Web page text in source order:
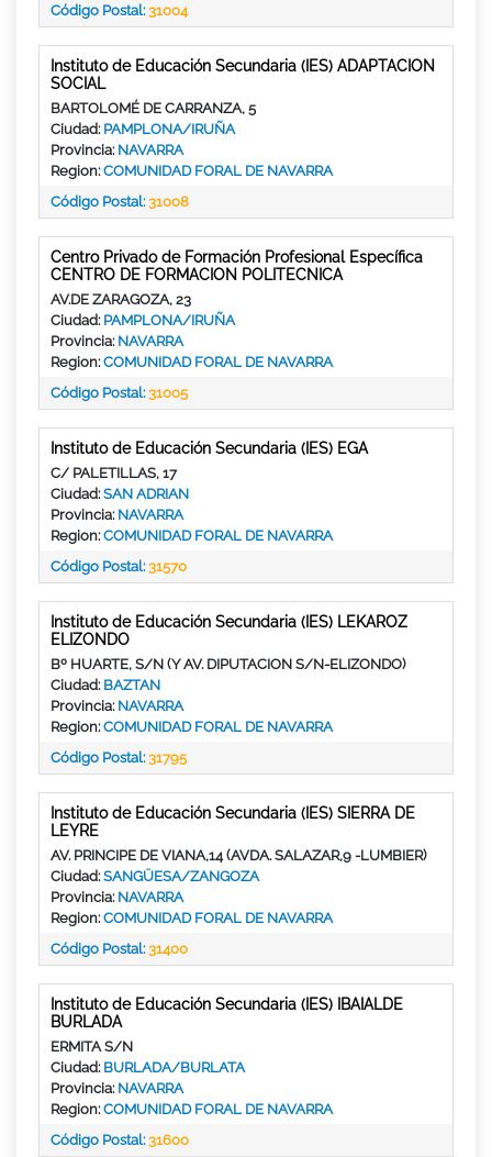
Código Postal:31004
Instituto de Educación Secundaria (IES) ADAPTACION
SOCIAL
BARTOLOMÉ DE CARRANZA, 5
Ciudad: PAMPLONA/IRUÑA
Provincia: NAVARRA
Region:COMUNIDAD FORAL DE NAVARRA
Código Postal:31008
Centro Privado de Formación Profesional Específica
CENTRO DE FORMACION POLITECNICA
AV.DE ZARAGOZA, 23
Ciudad: PAMPLONA/IRUÑA
Provincia: NAVARRA
Region:COMUNIDAD FORAL DE NAVARRA
Código Postal:31005
Instituto de Educación Secundaria (IES) EGA
C/ PALETILLAS, 17
Ciudad:SAN ADRIAN
Provincia: NAVARRA
Region:COMUNIDAD FORAL DE NAVARRA
Código Postal:31570
Instituto de Educación Secundaria (IES) LEKAROZ
ELIZONDO
Bº HUARTE, S/N (Y AV. DIPUTACION S/N-ELIZONDO)
Ciudad: BAZTAN
Provincia: NAVARRA
Region:COMUNIDAD FORAL DE NAVARRA
Código Postal:31795
Instituto de Educación Secundaria (IES) SIERRA DE
LEYRE
AV. PRINCIPE DE VIANA,14 (AVDA. SALAZAR,9 -LUMBIER)
Ciudad:SANGÜESA/ZANGOZA
Provincia: NAVARRA
Region:COMUNIDAD FORAL DE NAVARRA
Código Postal:31400
Instituto de Educación Secundaria (IES) IBAIALDE
BURLADA
ERMITA S/N
Ciudad: BURLADA/BURLATA
Provincia: NAVARRA
Region:COMUNIDAD FORAL DE NAVARRA
Código Postal:31600